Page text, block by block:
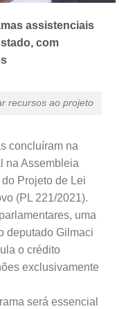
assistenciais
com
recursos ao projeto
concluíram na
na Assembleia
Projeto de Lei
(PL 221/2021).
uma
deputado Gilmaci
o crédito
exclusivamente
será essencial